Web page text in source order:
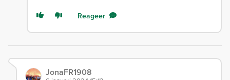
Reageer
JonaFR1908